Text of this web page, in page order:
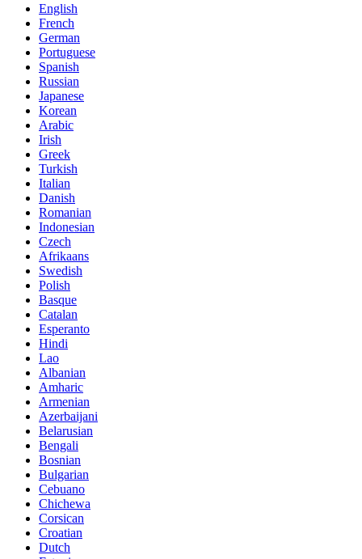
English
French
German
Portuguese
Spanish
Russian
Japanese
Korean
Arabic
Irish
Greek
Turkish
Italian
Danish
Romanian
Indonesian
Czech
Afrikaans
Swedish
Polish
Basque
Catalan
Esperanto
Hindi
Lao
Albanian
Amharic
Armenian
Azerbaijani
Belarusian
Bengali
Bosnian
Bulgarian
Cebuano
Chichewa
Corsican
Croatian
Dutch